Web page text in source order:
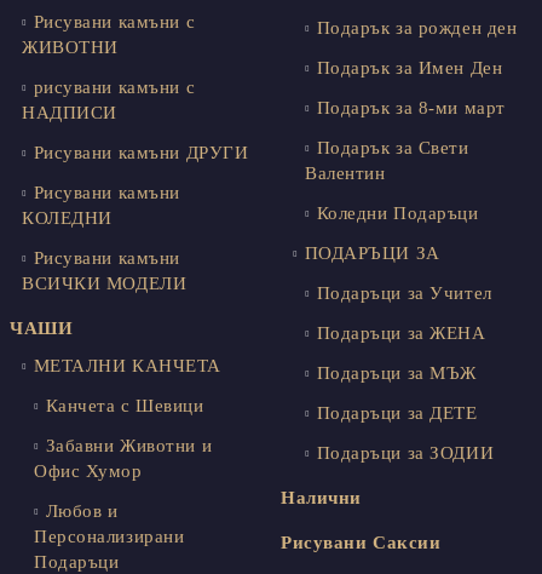
Рисувани камъни с
ЖИВОТНИ
рисувани камъни с
НАДПИСИ
Рисувани камъни ДРУГИ
Рисувани камъни
КОЛЕДНИ
Рисувани камъни
ВСИЧКИ МОДЕЛИ
ЧАШИ
МЕТАЛНИ КАНЧЕТА
Канчета с Шевици
Забавни Животни и
Офис Хумор
Любов и
Персонализирани
Подаръци
Подарък за рожден ден
Подарък за Имен Ден
Подарък за 8-ми март
Подарък за Свети
Валентин
Коледни Подаръци
ПОДАРЪЦИ ЗА
Подаръци за Учител
Подаръци за ЖЕНА
Подаръци за МЪЖ
Подаръци за ДЕТЕ
Подаръци за ЗОДИИ
Налични
Рисувани Саксии